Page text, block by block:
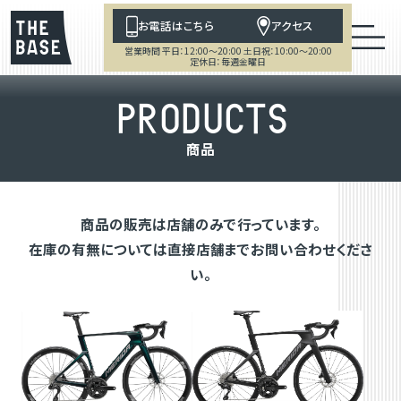
お電話はこちら アクセス
営業時間 平日：12:00～20:00 土日祝：10:00～20:00
定休日：毎週金曜日
PRODUCTS
商品
商品の販売は店舗のみで行っています。
在庫の有無については直接店舗までお問い合わせくださ
い。